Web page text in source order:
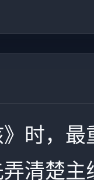
时，
清楚